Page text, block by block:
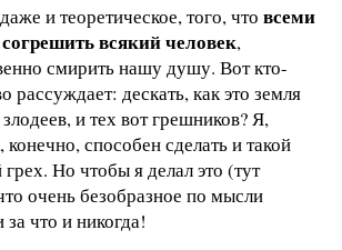
и теоретическое, того, что всеми
всякий человек,
смирить нашу душу. Вот кто-
рассуждает: дескать, как это земля
и тех вот грешников? Я,
конечно, способен сделать и такой
грех. Но чтобы я делал это (тут
очень безобразное по мысли
что и никогда!